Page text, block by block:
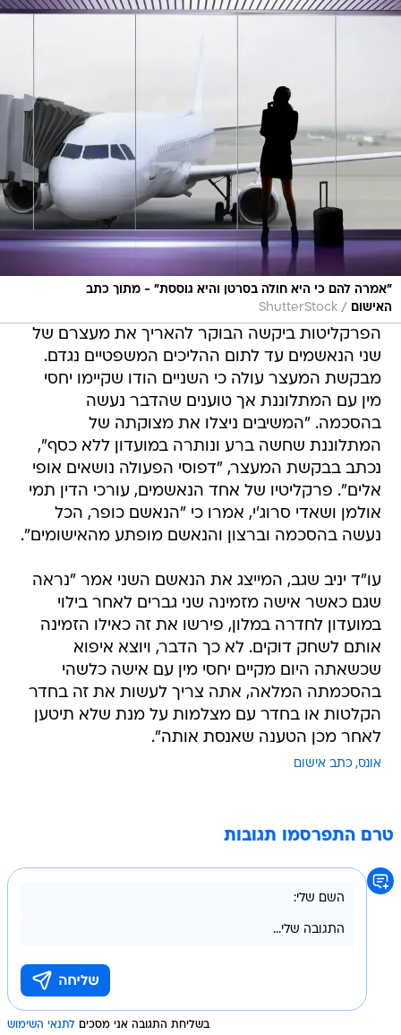
"אמרה להם כי היא חולה בסרטן והיא גוססת" - מתוך כתב
האישום
/
ShutterStock
הפרקליטות ביקשה הבוקר להאריך את מעצרם של
שני הנאשמים עד לתום ההליכים המשפטיים נגדם.
מבקשת המעצר עולה כי השניים הודו שקיימו יחסי
מין עם המתלוננת אך טוענים שהדבר נעשה
בהסכמה. "המשיבים ניצלו את מצוקתה של
המתלוננת שחשה ברע ונותרה במועדון ללא כסף",
נכתב בבקשת המעצר, "דפוסי הפעולה נושאים אופי
אלים". פרקליטיו של אחד הנאשמים, עורכי הדין תמי
אולמן ושאדי סרוג'י, אמרו כי "הנאשם כופר, הכל
נעשה בהסכמה וברצון והנאשם מופתע מהאישומים".
עו"ד יניב שגב, המייצג את הנאשם השני אמר "נראה
שגם כאשר אישה מזמינה שני גברים לאחר בילוי
במועדון לחדרה במלון, פירשו את זה כאילו הזמינה
אותם לשחק דוקים. לא כך הדבר, ויוצא איפוא
שכשאתה היום מקיים יחסי מין עם אישה כלשהי
בהסכמתה המלאה, אתה צריך לעשות את זה בחדר
הקלטות או בחדר עם מצלמות על מנת שלא תיטען
לאחר מכן הטענה שאנסת אותה".
אונס כתב אישום
טרם התפרסמו תגובות
בשליחת התגובה אני מסכים לתנאי השימוש